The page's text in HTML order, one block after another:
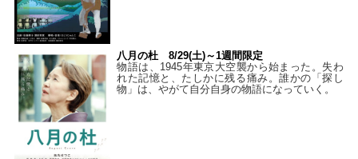
八月の杜 8/29(土)～1週間限定
物語は、1945年東京大空襲から始まった。失わ
れた記憶と、たしかに残る痛み。誰かの「探し
物」は、やがて自分自身の物語になっていく。